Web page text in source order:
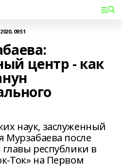
09:51
центр - как
наук, заслуженный
Мурзабаева после
республики в
Ток» на Первом